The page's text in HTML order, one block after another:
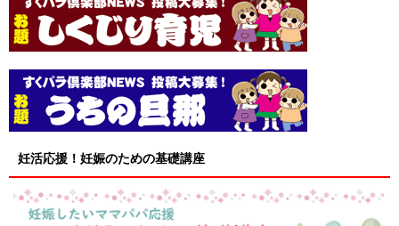
妊活応援！妊娠のための基礎講座